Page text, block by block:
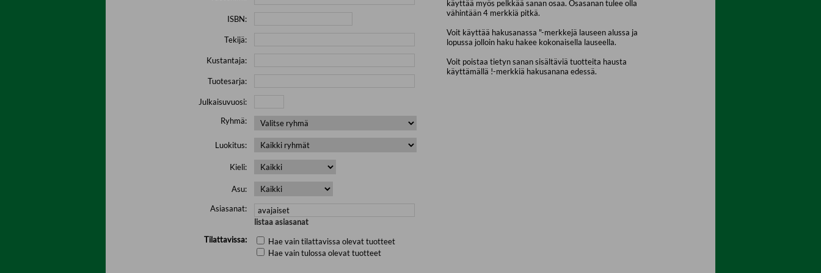
ISBN:
Tekijä:
Kustantaja:
Tuotesarja:
Julkaisuvuosi:
Ryhmä:
Luokitus:
Kieli:
Asu:
Asiasanat:
listaa asiasanat
Tilattavissa:
Hae vain tilattavissa olevat tuotteet
Hae vain tulossa olevat tuotteet
käyttää myös pelkkää sanan osaa. Osasanan tulee olla
vähintään 4 merkkiä pitkä.
Voit käyttää hakusanassa "-merkkejä lauseen alussa ja
lopussa jolloin haku hakee kokonaisella lauseella.
Voit poistaa tietyn sanan sisältäviä tuotteita hausta
käyttämällä !-merkkiä hakusanana edessä.